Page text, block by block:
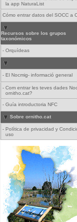
la app NaturaList
Cómo entrar datos del SOCC a
Recursos sobre los grupos
taxonómicos
- Orquídeas
- El Nocmig- informació general
- Com entrar les teves dades
ornitho.cat?
- Guía introductoria NFC
Sobre ornitho.cat
- Política de privacidad y
uso